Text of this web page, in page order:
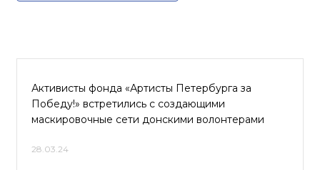
Активисты фонда «Артисты Петербурга за
Победу!» встретились с создающими
маскировочные сети донскими волонтерами
28.03.24